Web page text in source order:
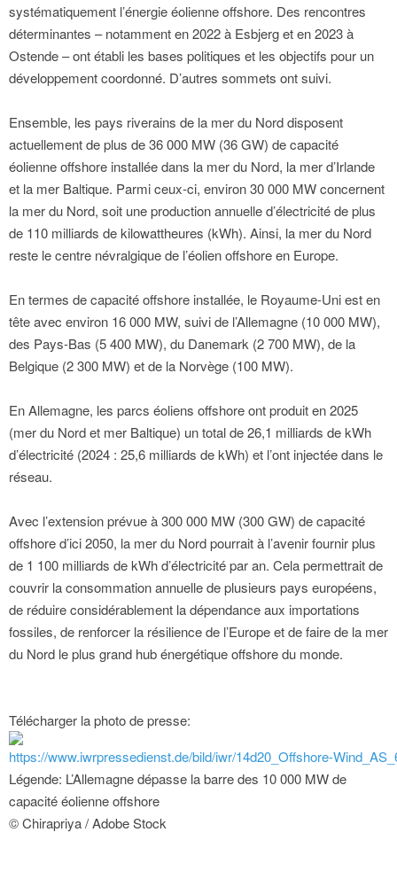
systématiquement l’énergie éolienne offshore. Des rencontres
déterminantes – notamment en 2022 à Esbjerg et en 2023 à
Ostende – ont établi les bases politiques et les objectifs pour un
développement coordonné. D’autres sommets ont suivi.
Ensemble, les pays riverains de la mer du Nord disposent
actuellement de plus de 36 000 MW (36 GW) de capacité
éolienne offshore installée dans la mer du Nord, la mer d’Irlande
et la mer Baltique. Parmi ceux-ci, environ 30 000 MW concernent
la mer du Nord, soit une production annuelle d’électricité de plus
de 110 milliards de kilowattheures (kWh). Ainsi, la mer du Nord
reste le centre névralgique de l’éolien offshore en Europe.
En termes de capacité offshore installée, le Royaume-Uni est en
tête avec environ 16 000 MW, suivi de l’Allemagne (10 000 MW),
des Pays-Bas (5 400 MW), du Danemark (2 700 MW), de la
Belgique (2 300 MW) et de la Norvège (100 MW).
En Allemagne, les parcs éoliens offshore ont produit en 2025
(mer du Nord et mer Baltique) un total de 26,1 milliards de kWh
d’électricité (2024 : 25,6 milliards de kWh) et l’ont injectée dans le
réseau.
Avec l’extension prévue à 300 000 MW (300 GW) de capacité
offshore d’ici 2050, la mer du Nord pourrait à l’avenir fournir plus
de 1 100 milliards de kWh d’électricité par an. Cela permettrait de
couvrir la consommation annuelle de plusieurs pays européens,
de réduire considérablement la dépendance aux importations
fossiles, de renforcer la résilience de l’Europe et de faire de la mer
du Nord le plus grand hub énergétique offshore du monde.
Télécharger la photo de presse:
https://www.iwrpressedienst.de/bild/iwr/14d20_Offshore-
Légende: L’Allemagne dépasse la barre des 10 000 MW de
capacité éolienne offshore
© Chirapriya / Adobe Stock